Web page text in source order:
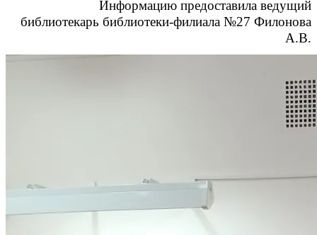
Информацию предоставила ведущий
библиотекарь библиотеки-филиала №27 Филонова
А.В.